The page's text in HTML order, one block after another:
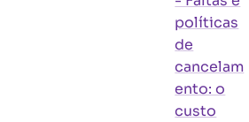
políticas
de
cancelam
ento: o
custo